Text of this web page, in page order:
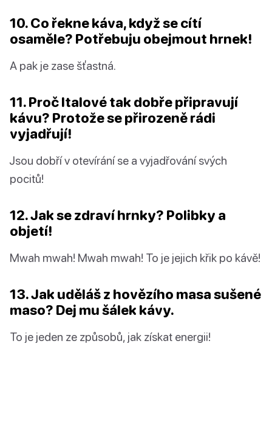
10. Co řekne káva, když se cítí
osaměle? Potřebuju obejmout hrnek!
A pak je zase šťastná.
11. Proč Italové tak dobře připravují
kávu? Protože se přirozeně rádi
vyjadřují!
Jsou dobří v otevírání se a vyjadřování svých
pocitů!
12. Jak se zdraví hrnky? Polibky a
objetí!
Mwah mwah! Mwah mwah! To je jejich křik po kávě!
13. Jak uděláš z hovězího masa sušené
maso? Dej mu šálek kávy.
To je jeden ze způsobů, jak získat energii!